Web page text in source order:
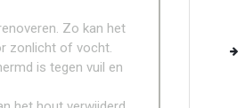
Zo kan het
zonlicht of vocht.
is tegen vuil en